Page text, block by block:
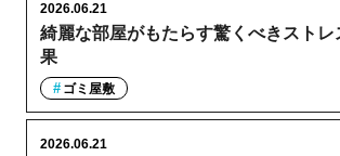
綺麗な部屋がもたらす驚くべきストレ
果
2026.06.21
ゴミ屋敷
2026.06.21